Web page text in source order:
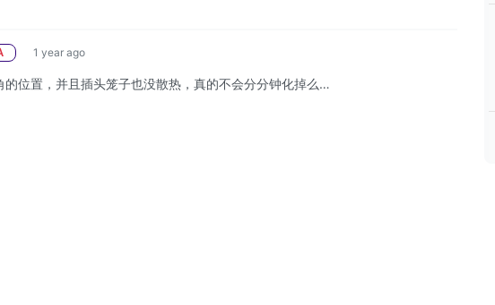
1 year ago
位置，并且插头笼子也没散热，真的不会分分钟化掉么…